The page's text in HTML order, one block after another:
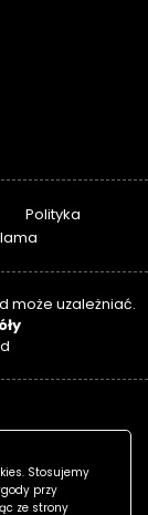
Polityka
może uzależniać.
Stosujemy
przy
ze strony